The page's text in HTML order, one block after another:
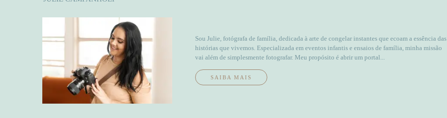
Sou Julie, fotógrafa de família, dedicada à arte de congelar instantes que ecoam a essência das
histórias que vivemos. Especializada em eventos infantis e ensaios de família, minha missão
vai além de simplesmente fotografar. Meu propósito é abrir um portal...
SAIBA MAIS